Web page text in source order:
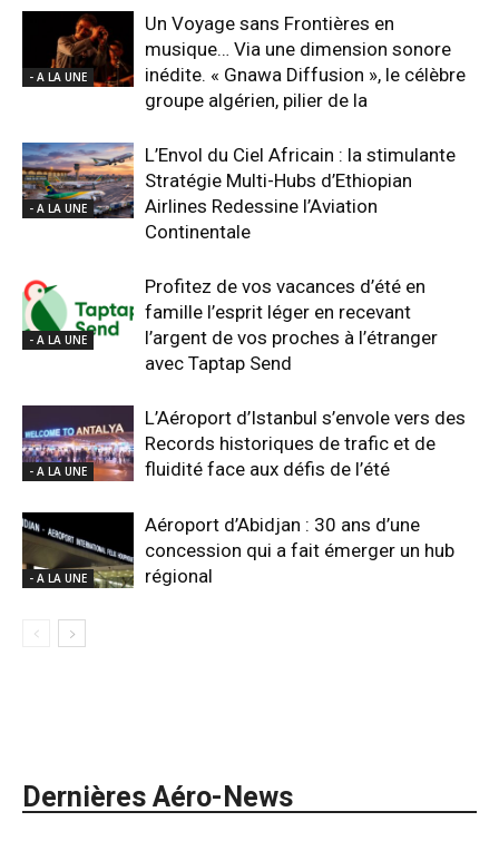
- A LA UNE
Un Voyage sans Frontières en
musique… Via une dimension sonore
inédite. « Gnawa Diffusion », le célèbre
groupe algérien, pilier de la
- A LA UNE
L’Envol du Ciel Africain : la stimulante
Stratégie Multi-Hubs d’Ethiopian
Airlines Redessine l’Aviation
Continentale
- A LA UNE
Profitez de vos vacances d’été en
famille l’esprit léger en recevant
l’argent de vos proches à l’étranger
avec Taptap Send
- A LA UNE
L’Aéroport d’Istanbul s’envole vers des
Records historiques de trafic et de
fluidité face aux défis de l’été
- A LA UNE
Aéroport d’Abidjan : 30 ans d’une
concession qui a fait émerger un hub
régional
Dernières Aéro-News